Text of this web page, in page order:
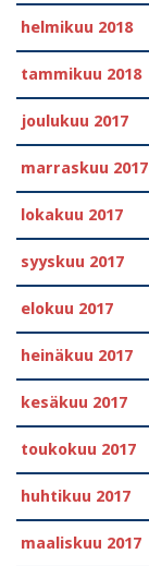
helmikuu 2018
tammikuu 2018
joulukuu 2017
marraskuu 2017
lokakuu 2017
syyskuu 2017
elokuu 2017
heinäkuu 2017
kesäkuu 2017
toukokuu 2017
huhtikuu 2017
maaliskuu 2017